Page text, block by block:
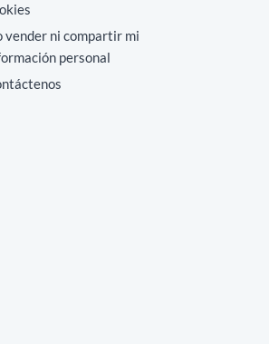
vender ni compartir mi
personal